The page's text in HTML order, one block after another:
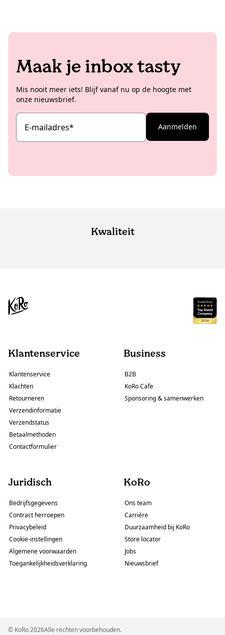
Maak je inbox tasty
Mis nooit meer iets! Blijf vanaf nu op de hoogte met
onze nieuwsbrief.
E-mailadres* Aanmelden
Kwaliteit
Klantenservice
Klantenservice
Klachten
Retourneren
Verzendinformatie
Verzendstatus
Betaalmethoden
Contactformulier
Business
B2B
KoRo Cafe
Sponsoring & samenwerken
Juridisch
Bedrijfsgegevens
Contract herroepen
Privacybeleid
Cookie-instellingen
Algemene voorwaarden
Toegankelijkheidsverklaring
KoRo
Ons team
Carrière
Duurzaamheid bij KoRo
Store locator
Jobs
Nieuwsbrief
© KoRo 2026Alle rechten voorbehouden.